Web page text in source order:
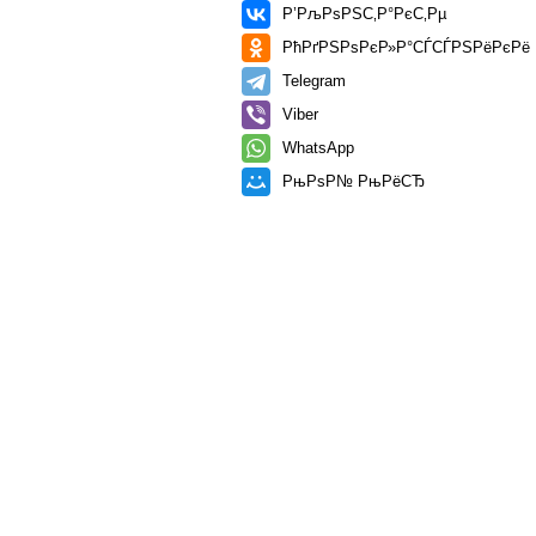
Р’РљРѕРЅС‚Р°РєС‚Рµ
РћРґРЅРѕРєР»Р°СЃСЃРЅРёРєРё
Telegram
Viber
WhatsApp
РњРѕР№ РњРёСЂ